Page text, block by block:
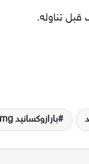
تناوله.
بارازوكسانيد 500mg